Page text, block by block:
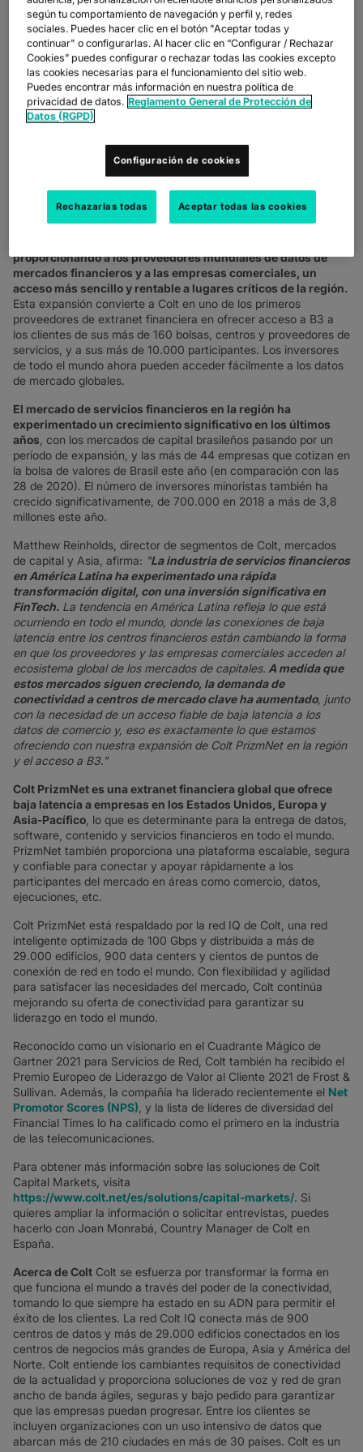
ÍNDICES Y DATOS DE
MERCADO A TRAVÉS
DE B3
Madrid, 28 de octubre de 2021.-
Estados Unidos, Europa y Asia-Pacífico acceso rentable de baja
través deColt PrizmNet.
proporcionando a los proveedores mundiales de datos de
mercados financieros y a las empresas comerciales, un
acceso más sencillo y rentable a lugares críticos de la región.
Esta expansión convierte a Colt en uno de los primeros
proveedores de extranet financiera en ofrecer acceso a B3 a
los clientes de sus más de 160 bolsas, centros y proveedores de
servicios, y a sus más de 10.000 participantes. Los inversores
de todo el mundo ahora pueden acceder fácilmente a los datos
de mercado globales.
El mercado de servicios financieros en la región ha
experimentado un crecimiento significativo en los últimos
años , con los mercados de capital brasileños pasando por un
período de expansión, y las más de 44 empresas que cotizan en
la bolsa de valores de Brasil este año (en comparación con las
28 de 2020). El número de inversores minoristas también ha
crecido significativamente, de 700.000 en 2018 a más de 3,8
millones este año.
Matthew Reinholds, director de segmentos de Colt, mercados
de capital y Asia, afirma: "La industria de servicios financieros
en América Latina ha experimentado una rápida
transformación digital, con una inversión significativa en
FinTech. La tendencia en América Latina refleja lo que está
ocurriendo en todo el mundo, donde las conexiones de baja
latencia entre los centros financieros están cambiando la forma
en que los proveedores y las empresas comerciales acceden al
ecosistema global de los mercados de capitales. A medida que
estos mercados siguen creciendo, la demanda de
conectividad a centros de mercado clave ha aumentado, junto
con la necesidad de un acceso fiable de baja latencia a los
datos de comercio y, eso es exactamente lo que estamos
ofreciendo con nuestra expansión de Colt PrizmNet en la región
y el acceso a B3."
Colt PrizmNet es una extranet financiera global que ofrece
baja latencia a empresas en los Estados Unidos, Europa y
Asia-Pacífico , lo que es determinante para la entrega de datos,
software, contenido y servicios financieros en todo el mundo.
PrizmNet también proporciona una plataforma escalable, segura
y confiable para conectar y apoyar rápidamente a los
participantes del mercado en áreas como comercio, datos,
ejecuciones, etc.
Colt PrizmNet está respaldado por la red IQ de Colt, una red
inteligente optimizada de 100 Gbps y distribuida a más de
29.000 edificios, 900 data centers y cientos de puntos de
conexión de red en todo el mundo. Con flexibilidad y agilidad
para satisfacer las necesidades del mercado, Colt continúa
mejorando su oferta de conectividad para garantizar su
liderazgo en todo el mundo.
Reconocido como un visionario en el Cuadrante Mágico de
Gartner 2021 para Servicios de Red, Colt también ha recibido el
Premio Europeo de Liderazgo de Valor al Cliente 2021 de Frost &
Sullivan. Además, la compañía ha liderado recientemente el Net
Promotor Scores (NPS) , y la lista de líderes de diversidad del
Financial Times lo ha calificado como el primero en la industria
de las telecomunicaciones.
Para obtener más información sobre las soluciones de Colt
Capital Markets, visita
https://www.colt.net/es/solutions/capital-markets/. Si
quieres ampliar la información o solicitar entrevistas, puedes
hacerlo con Joan Monrabá, Country Manager de Colt en
España.
Acerca de Colt Colt se esfuerza por transformar la forma en
que funciona el mundo a través del poder de la conectividad,
tomando lo que siempre ha estado en su ADN para permitir el
éxito de los clientes. La red Colt IQ conecta más de 900
centros de datos y más de 29.000 edificios conectados en los
centros de negocios más grandes de Europa, Asia y América del
Norte. Colt entiende los cambiantes requisitos de conectividad
de la actualidad y proporciona soluciones de voz y red de gran
ancho de banda ágiles, seguras y bajo pedido para garantizar
que las empresas puedan progresar. Entre los clientes se
incluyen organizaciones con un uso intensivo de datos que
abarcan más de 210 ciudades en más de 30 países. Colt es un
según tu comportamiento de navegación y perfil y, redes
sociales. Puedes hacer clic en el botón "Aceptar todas y
continuar" o configurarlas. Al hacer clic en “Configurar / Rechazar
Cookies” puedes configurar o rechazar todas las cookies excepto
las cookies necesarias para el funcionamiento del sitio web.
Puedes encontrar más información en nuestra política de
privacidad de datos. Reglamento General de Protección de
Datos (RGPD)
Configuración de cookies
Rechazarlas todas Aceptar todas las cookies